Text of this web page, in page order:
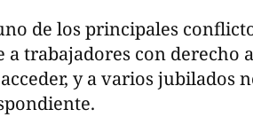
de los principales
a trabajadores con derecho
y a varios jubilados